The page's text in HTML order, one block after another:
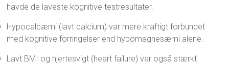
havde de laveste kognitive testresultater.
Hypocalcæmi (lavt calcium) var mere kraftigt forbundet
med kognitive forringelser end hypomagnesæmi alene.
Lavt BMI og hjertesvigt (heart failure) var også stærkt